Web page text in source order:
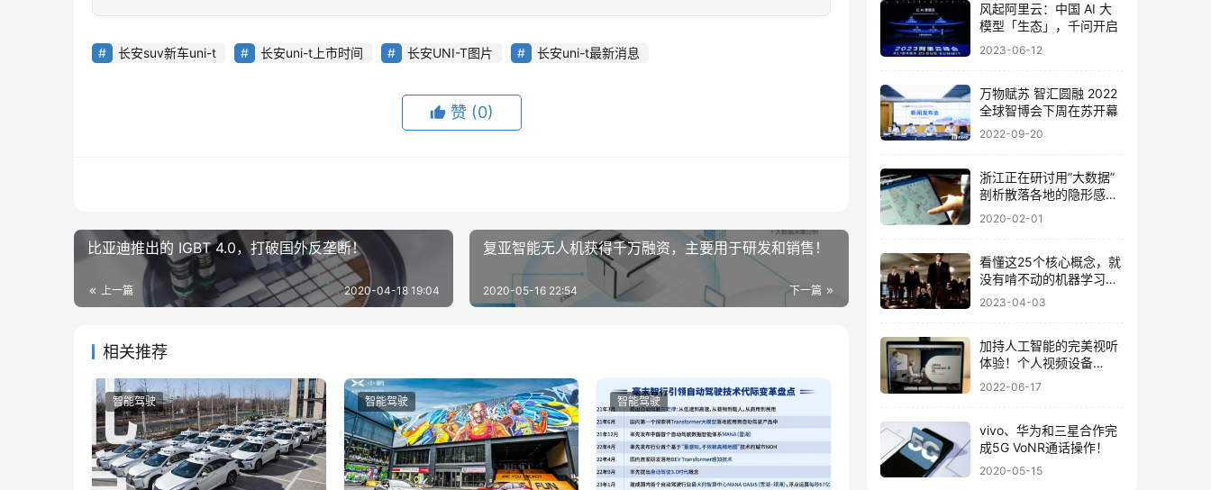
长安suv新车uni-t 长安uni-t上市时间 长安UNI-T图片 长安uni-t最新消息
赞 (0)
比亚迪推出的 IGBT 4.0，打破国外反垄断！
上一篇 2020-04-18 19:04
复亚智能无人机获得千万融资，主要用于研发和销售！
下一篇
2020-05-16 22:54
相关推荐
智能驾驶 智能驾驶 智能驾驶
风起阿里云：中国 AI 大
模型「生态」，千问开启
2023-06-12
万物赋苏 智汇圆融 2022
全球智博会下周在苏开幕
2022-09-20
浙江正在研讨用”大数据”
剖析散落各地的隐形感染
源!
2020-02-01
看懂这25个核心概念，就
没有啃不动的机器学习论
文
2023-04-03
加持人工智能的完美视听
体验！个人视频设备
Jabra PanaCast 20
2022-06-17
vivo、华为和三星合作完
成5G VoNR通话操作！
2020-05-15